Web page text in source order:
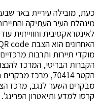
כעת, מובילה עיריית באר
מינהלת העיר העתיקה
לאינטראקטיבית וחווייתית
מוקדי תיירות ותרבות
הקברות הבריטי, המרכז
הקטר 70414, מרכז
מבקרים השער לנגב, מרכז
קרסו למדע ותיאטרון הפרינג'.